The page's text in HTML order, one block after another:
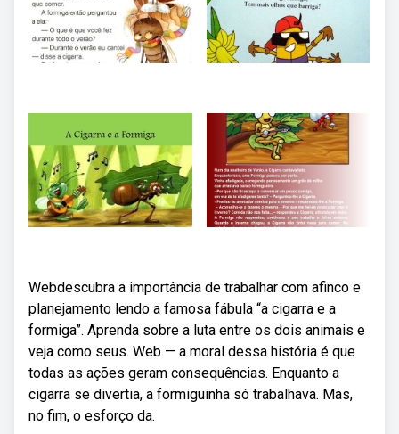
Webdescubra a importância de trabalhar com afinco e
planejamento lendo a famosa fábula “a cigarra e a
formiga”. Aprenda sobre a luta entre os dois animais e
veja como seus. Web — a moral dessa história é que
todas as ações geram consequências. Enquanto a
cigarra se divertia, a formiguinha só trabalhava. Mas,
no fim, o esforço da.